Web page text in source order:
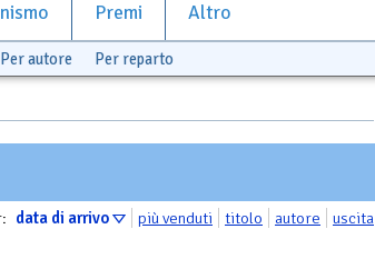
Premi Altro
Per autore Per reparto
data di arrivo più venduti titolo autore uscita